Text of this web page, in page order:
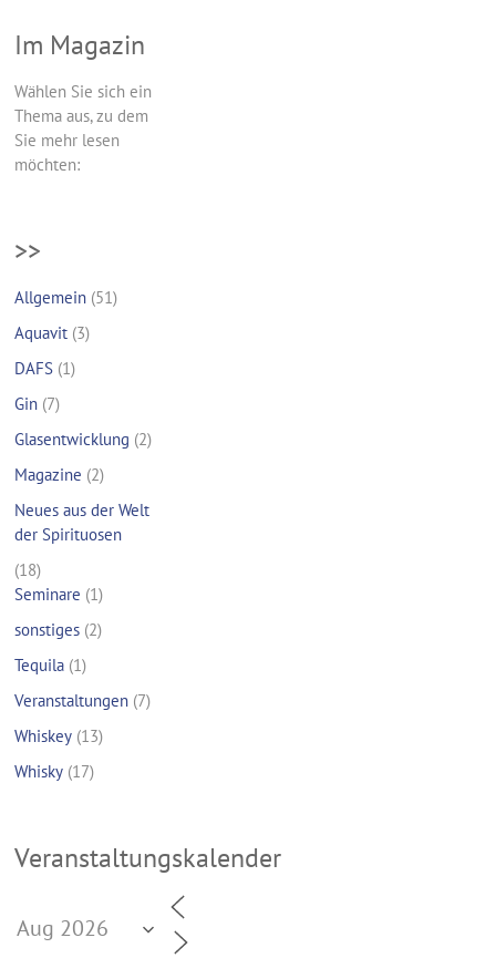
Im Magazin
Wählen Sie sich ein
Thema aus, zu dem
Sie mehr lesen
möchten:
>>
Allgemein (51)
Aquavit (3)
DAFS (1)
Gin (7)
Glasentwicklung (2)
Magazine (2)
Neues aus der Welt
der Spirituosen
(18)
Seminare (1)
sonstiges (2)
Tequila (1)
Veranstaltungen (7)
Whiskey (13)
Whisky (17)
Veranstaltungskalender